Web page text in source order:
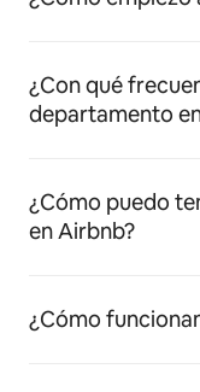
¿Con qué
departamento
¿Cómo puedo
en Airbnb?
¿Cómo